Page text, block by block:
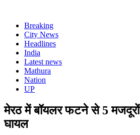
Breaking
City News
Headlines
India
Latest news
Mathura
Nation
UP
मेरठ में बॉयलर फटने से 5
घायल